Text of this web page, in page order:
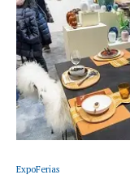
ExpoFerias